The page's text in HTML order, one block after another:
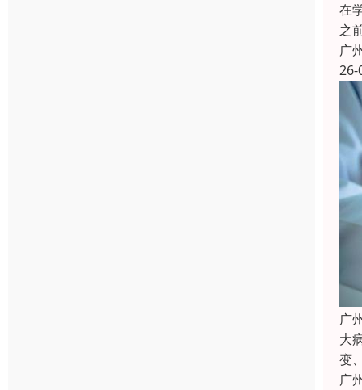
在
之
广
26-
广
大
变
广